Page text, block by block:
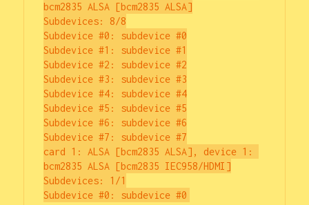
bcm2835 ALSA [bcm2835 ALSA]
Subdevices: 8/8
Subdevice #0: subdevice #0
Subdevice #1: subdevice #1
Subdevice #2: subdevice #2
Subdevice #3: subdevice #3
Subdevice #4: subdevice #4
Subdevice #5: subdevice #5
Subdevice #6: subdevice #6
Subdevice #7: subdevice #7
card 1: ALSA [bcm2835 ALSA], device 1:
bcm2835 ALSA [bcm2835 IEC958/HDMI]
Subdevices: 1/1